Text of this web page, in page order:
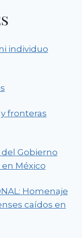
individuo
fronteras
Gobierno
México
Homenaje
caídos en